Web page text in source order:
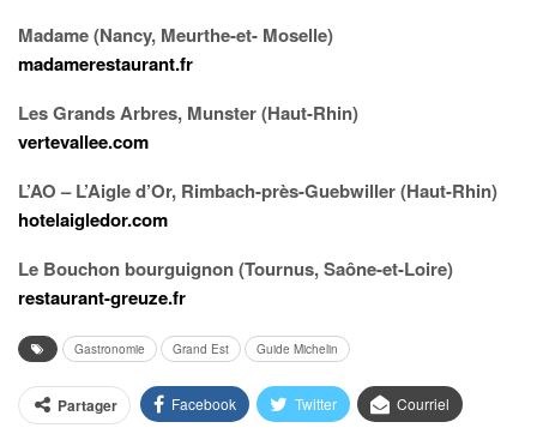
Madame (Nancy, Meurthe-et- Moselle)
madamerestaurant.fr
Les Grands Arbres, Munster (Haut-Rhin)
vertevallee.com
L’AO – L’Aigle d’Or, Rimbach-près-Guebwiller (Haut-Rhin)
hotelaigledor.com
Le Bouchon bourguignon (Tournus, Saône-et-Loire)
restaurant-greuze.fr
Gastronomie Grand Est Guide Michelin
Partager Facebook Twitter Courriel